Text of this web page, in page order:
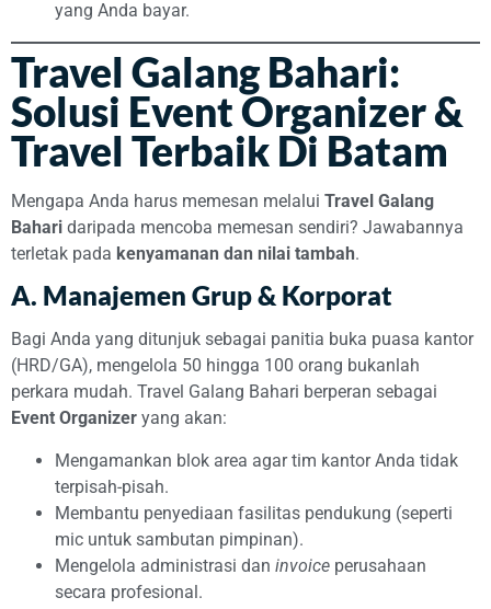
yang Anda bayar.
Travel Galang Bahari:
Solusi Event Organizer &
Travel Terbaik Di Batam
Mengapa Anda harus memesan melalui Travel Galang
Bahari daripada mencoba memesan sendiri? Jawabannya
terletak pada kenyamanan dan nilai tambah.
A. Manajemen Grup & Korporat
Bagi Anda yang ditunjuk sebagai panitia buka puasa kantor
(HRD/GA), mengelola 50 hingga 100 orang bukanlah
perkara mudah. Travel Galang Bahari berperan sebagai
Event Organizer yang akan:
Mengamankan blok area agar tim kantor Anda tidak
terpisah-pisah.
Membantu penyediaan fasilitas pendukung (seperti
mic untuk sambutan pimpinan).
Mengelola administrasi dan invoice perusahaan
secara profesional.